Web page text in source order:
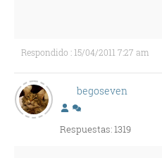
Respondido : 15/04/2011 7:27 am
begoseven
Respuestas: 1319